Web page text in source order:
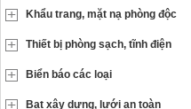
Khẩu trang, mặt nạ phòng độc
Thiết bị phòng sạch, tĩnh điện
Biển báo các loại
Bạt xây dựng, lưới an toàn